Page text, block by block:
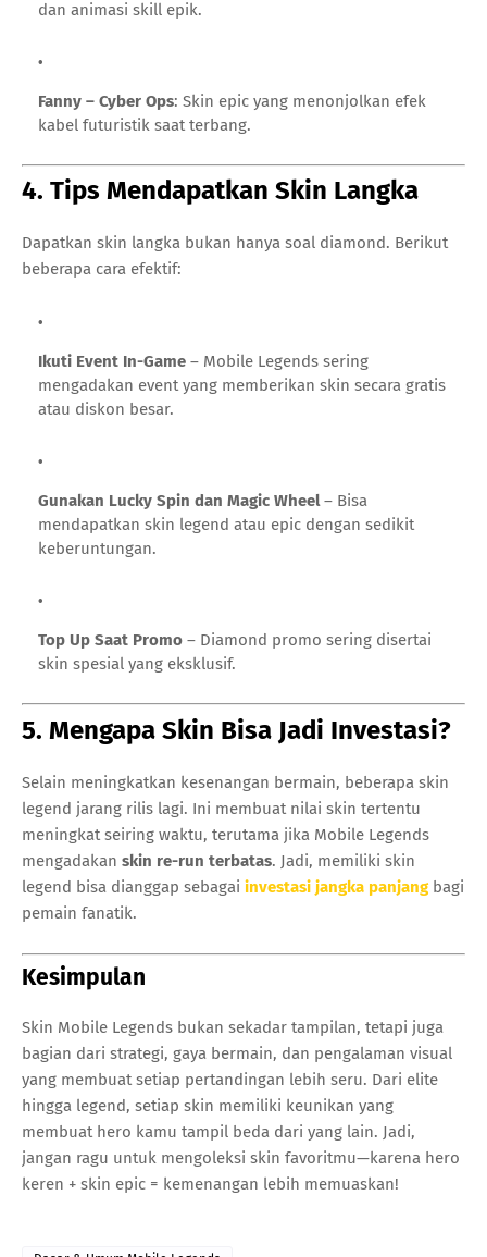
dan animasi skill epik.
Fanny – Cyber Ops: Skin epic yang menonjolkan efek
kabel futuristik saat terbang.
4. Tips Mendapatkan Skin Langka
Dapatkan skin langka bukan hanya soal diamond. Berikut
beberapa cara efektif:
Ikuti Event In-Game – Mobile Legends sering
mengadakan event yang memberikan skin secara gratis
atau diskon besar.
Gunakan Lucky Spin dan Magic Wheel– Bisa
mendapatkan skin legend atau epic dengan sedikit
keberuntungan.
Top Up Saat Promo – Diamond promo sering disertai
skin spesial yang eksklusif.
5. Mengapa Skin Bisa Jadi Investasi?
Selain meningkatkan kesenangan bermain, beberapa skin
legend jarang rilis lagi. Ini membuat nilai skin tertentu
meningkat seiring waktu, terutama jika Mobile Legends
mengadakan skin re-run terbatas. Jadi, memiliki skin
legend bisa dianggap sebagai investasi jangka panjangbagi
pemain fanatik.
Kesimpulan
Skin Mobile Legends bukan sekadar tampilan, tetapi juga
bagian dari strategi, gaya bermain, dan pengalaman visual
yang membuat setiap pertandingan lebih seru. Dari elite
hingga legend, setiap skin memiliki keunikan yang
membuat hero kamu tampil beda dari yang lain. Jadi,
jangan ragu untuk mengoleksi skin favoritmu—karena hero
keren + skin epic = kemenangan lebih memuaskan!